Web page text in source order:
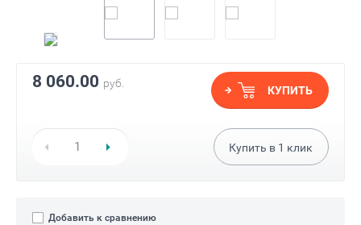
8 060.00 руб.
КУПИТЬ
Купить в 1 клик
Добавить к сравнению